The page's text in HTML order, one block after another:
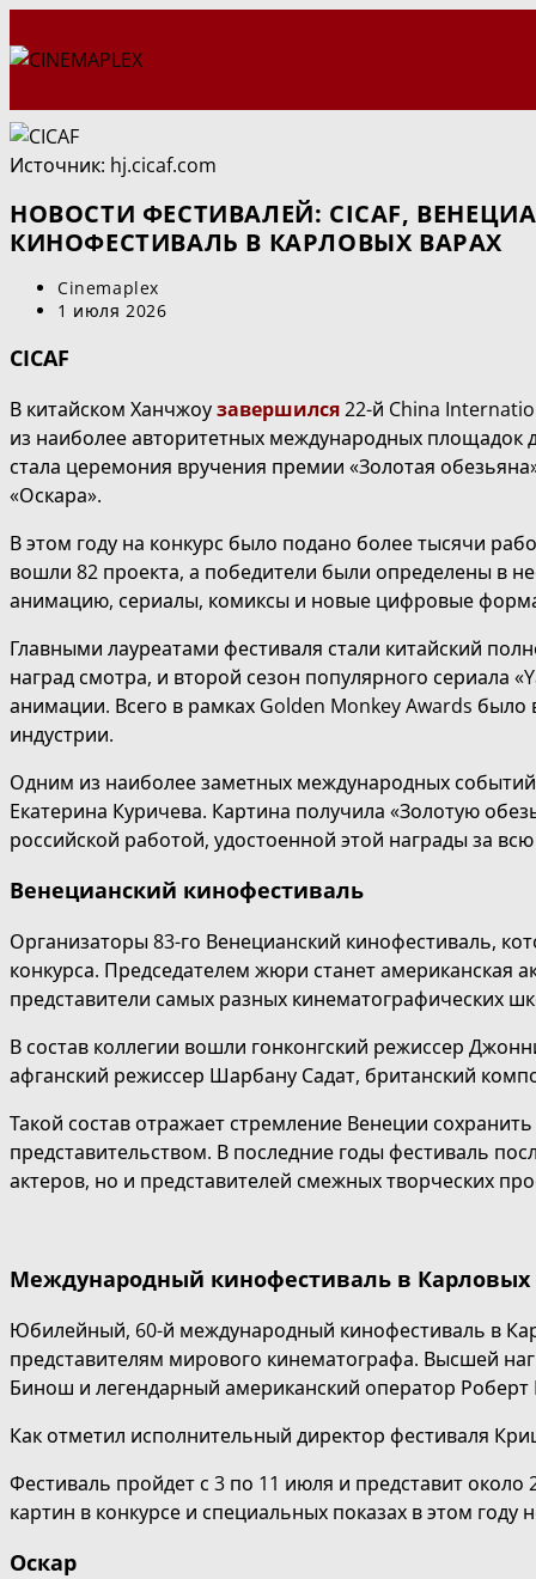
к
Источник: hj.cicaf.com
НОВОСТИ ФЕСТИВАЛЕЙ: CICAF,
КИНОФЕСТИВАЛЬ В КАРЛОВЫХ ВАРАХ
Автор
записи:
Cinemaplex
Запись
1 июля 2026
CICAF
В китайском Ханчжоузавершился22-й China
из наиболее авторитетных международных
стала церемония вручения премии «Золотая
«Оскара».
В этом году на конкурс было подано более тысячи
вошли 82 проекта, а победители были определены в
анимацию, сериалы, комиксы и новые цифровые
Главными лауреатами фестиваля стали китайский
наград смотра, и второй сезон популярного сериала
анимации. Всего в рамках Golden Monkey Awards
индустрии.
Одним из наиболее заметных международных
Екатерина Куричева. Картина получила «Золотую
российской работой, удостоенной этой награды за
Венецианский кинофестиваль
Организаторы 83-го Венецианский кинофестиваль,
конкурса. Председателем жюри станет американская
представители самых разных кинематографических
В состав коллегии вошли гонконгский режиссер
афганский режиссер Шарбану Садат, британский
Такой состав отражает стремление Венеции
представительством. В последние годы фестиваль
актеров, но и представителей смежных творческих
Международный кинофестиваль в Карловых
Юбилейный, 60-й международный кинофестиваль в
представителям мирового кинематографа. Высшей
Бинош и легендарный американский оператор Роберт
Как отметил исполнительный директор фестиваля
Фестиваль пройдет с 3 по 11 июля и представит
картин в конкурсе и специальных показах в этом году
Оскар